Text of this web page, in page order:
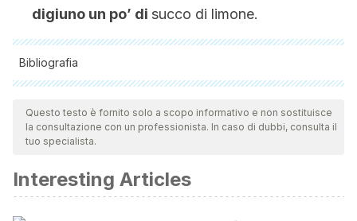
digiuno un po’ di succo di limone.
Bibliografia
Tutte le fonti citate sono state esaminate a fondo dal nostro
team per garantirne la qualità, l'affidabilità, l'attualità e la
validità. La bibliografia di questo articolo è stata considerata
Bellini, M., Tonarelli, S., Barracca, F., Rettura, F., Pancetti, A.,
Ceccarelli, L., Ricchiuti, A., Costa, F., de Bortoli, N., Marchi,
Questo testo è fornito solo a scopo informativo e non sostituisce
la consultazione con un professionista. In caso di dubbi, consulta il
tuo specialista.
Interesting Articles